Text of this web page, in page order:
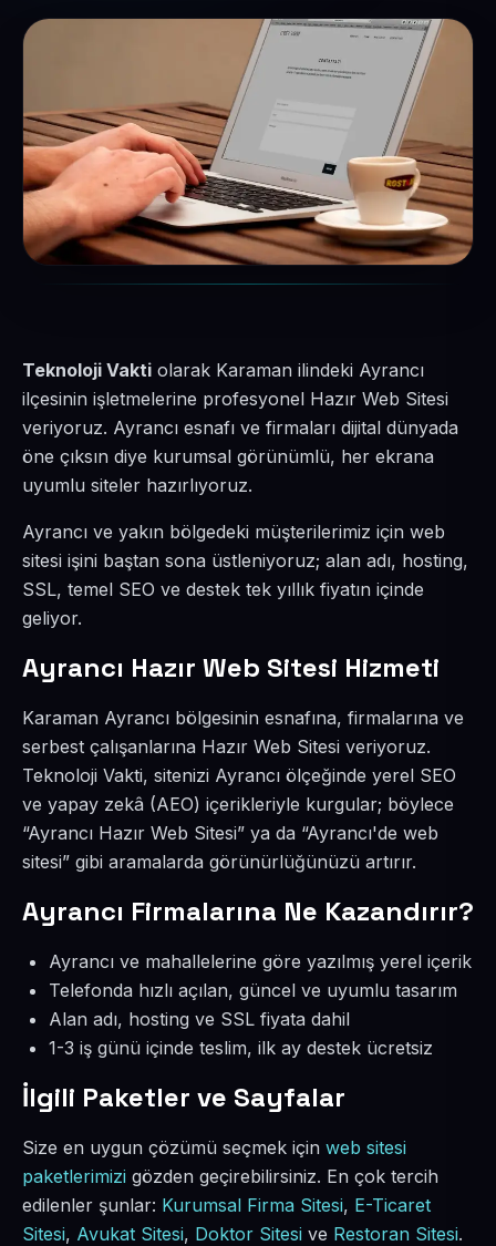
Teknoloji Vakti olarak Karaman ilindeki Ayrancı
ilçesinin işletmelerine profesyonel Hazır Web Sitesi
veriyoruz. Ayrancı esnafı ve firmaları dijital dünyada
öne çıksın diye kurumsal görünümlü, her ekrana
uyumlu siteler hazırlıyoruz.
Ayrancı ve yakın bölgedeki müşterilerimiz için web
sitesi işini baştan sona üstleniyoruz; alan adı, hosting,
SSL, temel SEO ve destek tek yıllık fiyatın içinde
geliyor.
Ayrancı Hazır Web Sitesi Hizmeti
Karaman Ayrancı bölgesinin esnafına, firmalarına ve
serbest çalışanlarına Hazır Web Sitesi veriyoruz.
Teknoloji Vakti, sitenizi Ayrancı ölçeğinde yerel SEO
ve yapay zekâ (AEO) içerikleriyle kurgular; böylece
“Ayrancı Hazır Web Sitesi” ya da “Ayrancı'de web
sitesi” gibi aramalarda görünürlüğünüzü artırır.
Ayrancı Firmalarına Ne Kazandırır?
Ayrancı ve mahallelerine göre yazılmış yerel içerik
Telefonda hızlı açılan, güncel ve uyumlu tasarım
Alan adı, hosting ve SSL fiyata dahil
1-3 iş günü içinde teslim, ilk ay destek ücretsiz
İlgili Paketler ve Sayfalar
Size en uygun çözümü seçmek için web sitesi
paketlerimizi gözden geçirebilirsiniz. En çok tercih
edilenler şunlar: Kurumsal Firma Sitesi, E-Ticaret
Sitesi, Avukat Sitesi, Doktor Sitesi ve Restoran Sitesi.